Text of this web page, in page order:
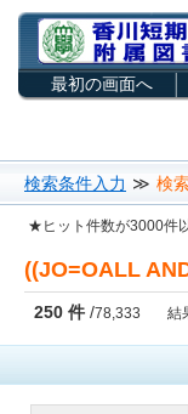
最初の画面へ
検索条件入力 ≫ 検
★ヒット件数が3000件
((JO=OALL
250 件 /78,333 結